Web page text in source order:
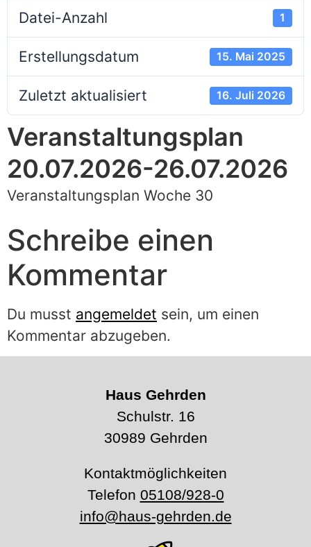
Datei-Anzahl 1
Erstellungsdatum 15. Mai 2025
Zuletzt aktualisiert 16. Juli 2026
Veranstaltungsplan
20.07.2026-26.07.2026
Veranstaltungsplan Woche 30
Schreibe einen
Kommentar
Du musst angemeldet sein, um einen
Kommentar abzugeben.
Haus Gehrden
Schulstr. 16
30989 Gehrden
Kontaktmöglichkeiten
Telefon 05108/928-0
info@haus-gehrden.de